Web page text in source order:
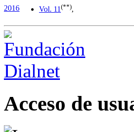
2016 Vol. 11 (**),
Acceso de